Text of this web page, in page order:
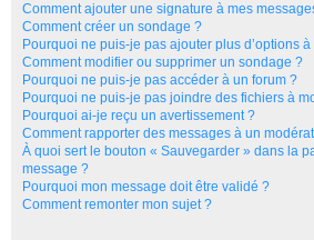
Comment ajouter une signature à mes
Comment créer un sondage ?
Pourquoi ne puis-je pas ajouter plus d’options
Comment modifier ou supprimer un sondage ?
Pourquoi ne puis-je pas accéder à un forum ?
Pourquoi ne puis-je pas joindre des fichiers à
Pourquoi ai-je reçu un avertissement ?
Comment rapporter des messages à un
À quoi sert le bouton « Sauvegarder » dans la
message ?
Pourquoi mon message doit être validé ?
Comment remonter mon sujet ?